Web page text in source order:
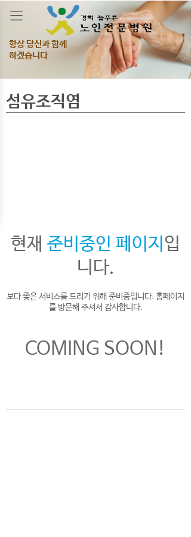
항상 당신과 함께
하겠습니다
섬유조직염
현재 준비중인 페이지 입
니다.
보다 좋은 서비스를 드리기 위해 준비중입니다. 홈페이지
를 방문해 주셔서 감사합니다.
COMING SOON!